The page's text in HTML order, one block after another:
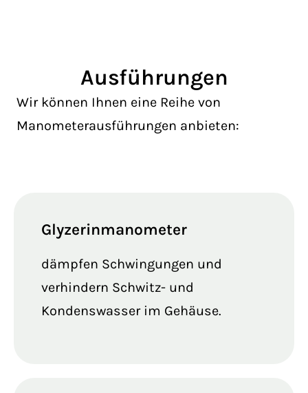
Ausführungen
Wir können Ihnen eine Reihe von
Manometerausführungen anbieten:
Glyzerinmanometer
dämpfen Schwingungen und
verhindern Schwitz- und
Kondenswasser im Gehäuse.